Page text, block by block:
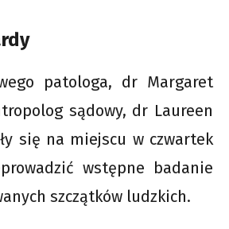
patologa, dr Margaret
sądowy, dr Laureen
się na miejscu w czwartek
wstępne badanie
szczątków ludzkich.